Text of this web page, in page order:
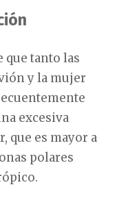
que tanto las
y la mujer
excesiva
que es mayor a
polares